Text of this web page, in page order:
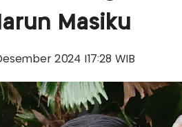
Masiku
2024 |17:28 WIB